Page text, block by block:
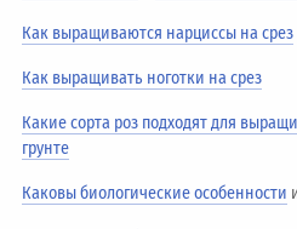
Как выращиваются нарциссы на срез
Как выращивать ноготки на срез
Какие сорта роз подходят для
грунте
Каковы биологические особенности